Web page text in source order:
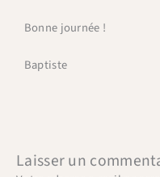
Bonne journée !
Baptiste
Laisser un